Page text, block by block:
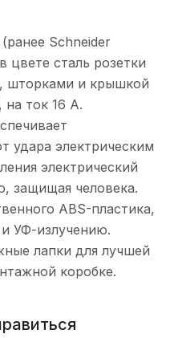
Schneider
цвете сталь розетки
шторками и крышкой
на ток 16 А.
удара электрическим
электрический
защищая человека.
ABS-пластика,
УФ-излучению.
лапки для лучшей
коробке.